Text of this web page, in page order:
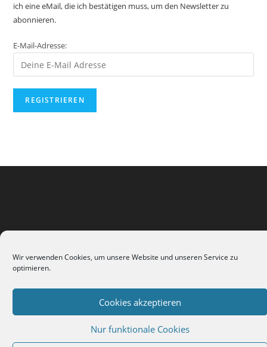
Wir verwenden Cookies, um unsere Website und unseren Service zu
optimieren.
Cookies akzeptieren
Nur funktionale Cookies
ich eine eMail, die ich bestätigen muss, um den Newsletter zu
abonnieren.
E-Mail-Adresse:
Copyright 2026 - Andrea Liebetanz